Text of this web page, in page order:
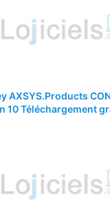
AXSYS.Products
10 Téléchargement